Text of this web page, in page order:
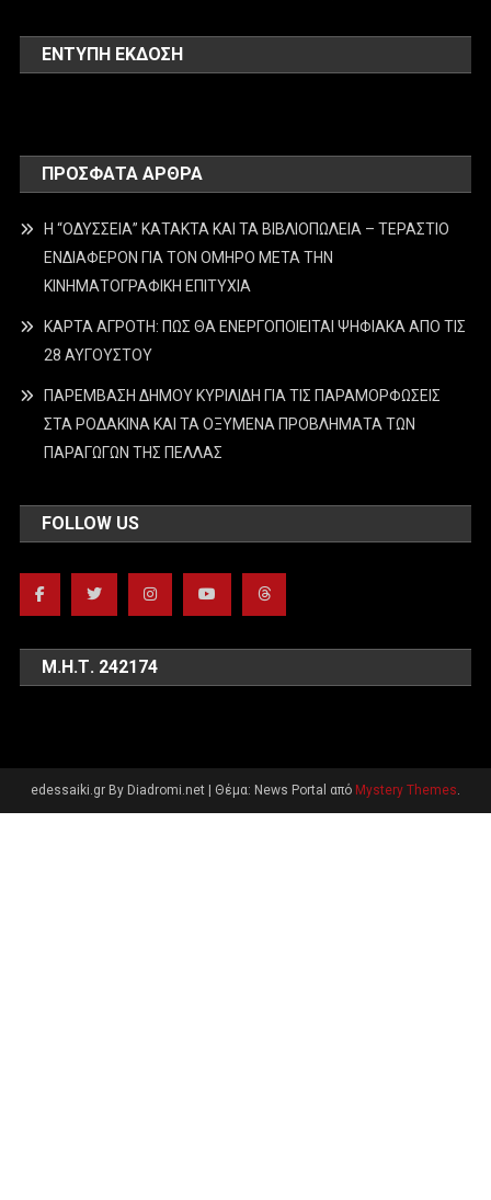
ΕΝΤΥΠΗ ΕΚΔΟΣΗ
ΠΡΌΣΦΑΤΑ ΆΡΘΡΑ
Η “ΟΔΥΣΣΕΙΑ” ΚΑΤΑΚΤΑ ΚΑΙ ΤΑ ΒΙΒΛΙΟΠΩΛΕΙΑ – ΤΕΡΑΣΤΙΟ
ΕΝΔΙΑΦΕΡΟΝ ΓΙΑ ΤΟΝ ΟΜΗΡΟ ΜΕΤΑ ΤΗΝ
ΚΙΝΗΜΑΤΟΓΡΑΦΙΚΗ ΕΠΙΤΥΧΙΑ
ΚΑΡΤΑ ΑΓΡΟΤΗ: ΠΩΣ ΘΑ ΕΝΕΡΓΟΠΟΙΕΙΤΑΙ ΨΗΦΙΑΚΑ ΑΠΟ ΤΙΣ
28 ΑΥΓΟΥΣΤΟΥ
ΠΑΡΕΜΒΑΣΗ ΔΗΜΟΥ ΚΥΡΙΛΙΔΗ ΓΙΑ ΤΙΣ ΠΑΡΑΜΟΡΦΩΣΕΙΣ
ΣΤΑ ΡΟΔΑΚΙΝΑ ΚΑΙ ΤΑ ΟΞΥΜΕΝΑ ΠΡΟΒΛΗΜΑΤΑ ΤΩΝ
ΠΑΡΑΓΩΓΩΝ ΤΗΣ ΠΕΛΛΑΣ
FOLLOW US
Μ.Η.Τ. 242174
edessaiki.gr By Diadromi.net Θέμα: News Portal από Mystery Themes.